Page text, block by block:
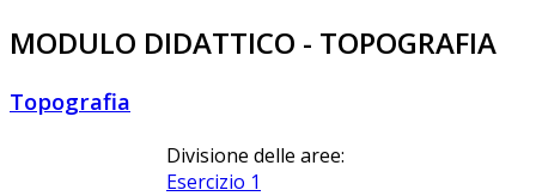
MODULO DIDATTICO - TOPOGRAFIA
Topografia
Divisione delle aree:
Esercizio 1